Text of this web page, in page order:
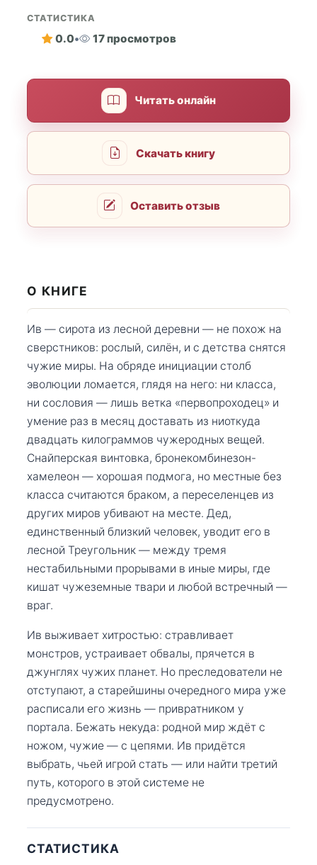
СТАТИСТИКА
0.0• 17 просмотров
Читать онлайн
Скачать книгу
Оставить отзыв
О КНИГЕ
Ив — сирота из лесной деревни — не похож на
сверстников: рослый, силён, и с детства снятся
чужие миры. На обряде инициации столб
эволюции ломается, глядя на него: ни класса,
ни сословия — лишь ветка «первопроходец» и
умение раз в месяц доставать из ниоткуда
двадцать килограммов чужеродных вещей.
Снайперская винтовка, бронекомбинезон-
хамелеон — хорошая подмога, но местные без
класса считаются браком, а переселенцев из
других миров убивают на месте. Дед,
единственный близкий человек, уводит его в
лесной Треугольник — между тремя
нестабильными прорывами в иные миры, где
кишат чужеземные твари и любой встречный —
враг.
Ив выживает хитростью: стравливает
монстров, устраивает обвалы, прячется в
джунглях чужих планет. Но преследователи не
отступают, а старейшины очередного мира уже
расписали его жизнь — привратником у
портала. Бежать некуда: родной мир ждёт с
ножом, чужие — с цепями. Ив придётся
выбрать, чьей игрой стать — или найти третий
путь, которого в этой системе не
предусмотрено.
СТАТИСТИКА